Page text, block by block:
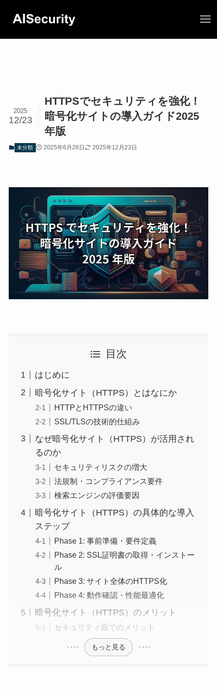
HTTPSでセキュリティを強化！
暗号化サイトの導入ガイド2025
年版
2025
12/23
未分類 2025年6月26日 2025年12月23日
目次
はじめに
暗号化サイト（HTTPS）とはなにか
HTTPとHTTPSの違い
SSL/TLSの技術的仕組み
なぜ暗号化サイト（HTTPS）が活用され
るのか
セキュリティリスクの増大
法規制・コンプライアンス要件
検索エンジンの評価要因
暗号化サイト（HTTPS）の具体的な導入
ステップ
Phase 1: 事前準備・要件定義
Phase 2: SSL証明書の取得・インストー
ル
Phase 3: サイト全体のHTTPS化
Phase 4: 動作確認・性能最適化
暗号化サイト（HTTPS）のメリット
セキュリティ面でのメリット
もっと見る